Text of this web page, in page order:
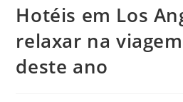
Hotéis em Los
relaxar na
deste ano